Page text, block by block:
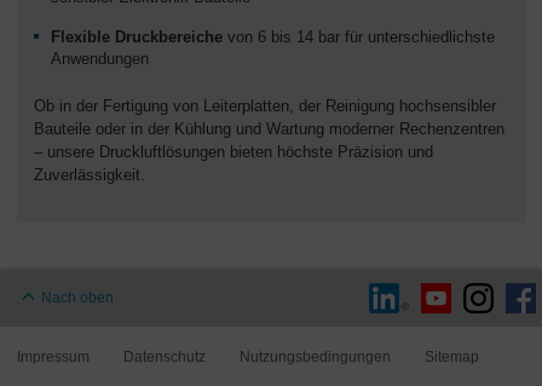
Flexible Druckbereiche von 6 bis 14 bar für unterschiedlichste
Anwendungen
Ob in der Fertigung von Leiterplatten, der Reinigung hochsensibler
Bauteile oder in der Kühlung und Wartung moderner Rechenzentren
– unsere Druckluftlösungen bieten höchste Präzision und
Zuverlässigkeit.
Nach oben
Impressum Datenschutz Nutzungsbedingungen Sitemap